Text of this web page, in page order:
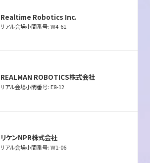
Realtime Robotics Inc.
リアル会場小間番号: W4-61
REALMAN ROBOTICS株式会社
リアル会場小間番号: E8-12
リケンNPR株式会社
リアル会場小間番号: W1-06